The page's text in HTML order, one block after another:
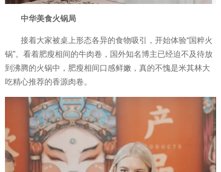
中华美食火锅局
接着大家被桌上形态各异的食物吸引，开始体验“国粹火
锅”。看着肥瘦相间的牛肉卷，国外知名博主已经迫不及待放
到沸腾的火锅中，肥瘦相间口感鲜嫩，真的不愧是米其林大
吃精心推荐的香源肉卷。